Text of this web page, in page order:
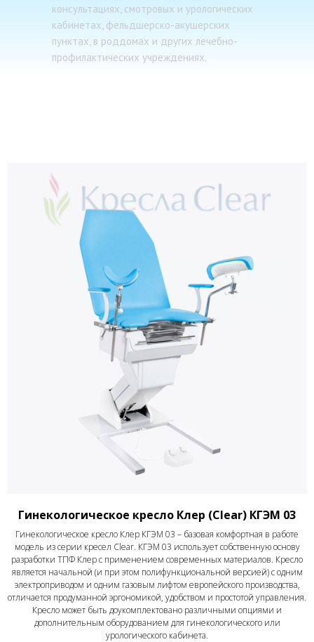
консультациях, смотровых и урологических
кабинетах, фельдшерско-акушерских
пунктах, в роддомах и других лечебно-
профилактических учреждениях.
Гинекологическое кресло Клер (Clear) КГЭМ 03
Гинекологическое кресло Клер КГЭМ 03 – базовая комфортная в работе
модель из серии кресел Clear. КГЭМ 03 использует собственную основу
разработки ТПФ Клер с применением современных материалов. Кресло
является начальной (и при этом полифункциональной версией) с одним
электроприводом и одним газовым лифтом европейского производства,
отличается продуманной эргономикой, удобством и простотой управления.
Кресло может быть доукомплектовано различными опциями и
дополнительным оборудованием для гинекологического или
урологического кабинета.